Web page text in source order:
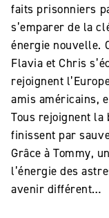
faits prisonniers
s’emparer de la
énergie nouvelle.
Flavia et Chris
rejoignent
amis américains,
Tous rejoignent la
finissent par
Grâce à Tommy,
l’énergie des
avenir différent…